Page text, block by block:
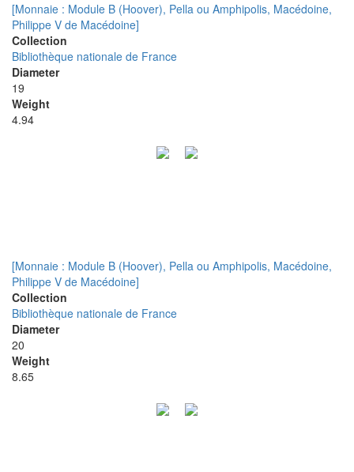
[Monnaie : Module B (Hoover), Pella ou Amphipolis, Macédoine,
Philippe V de Macédoine]
Collection
Bibliothèque nationale de France
Diameter
19
Weight
4.94
[Monnaie : Module B (Hoover), Pella ou Amphipolis, Macédoine,
Philippe V de Macédoine]
Collection
Bibliothèque nationale de France
Diameter
20
Weight
8.65